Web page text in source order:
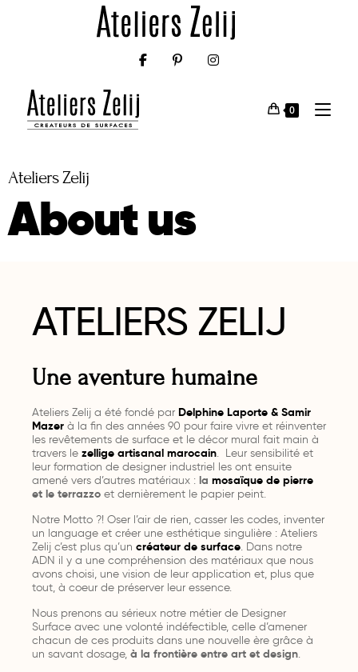
0
Ateliers Zelij
About us
ATELIERS ZELIJ
Une aventure humaine
Ateliers Zelij a été fondé par Delphine Laporte & Samir
Mazer à la fin des années 90 pour faire vivre et réinventer
les revêtements de surface et le décor mural fait main à
travers le zellige artisanal marocain. Leur sensibilité et
leur formation de designer industriel les ont ensuite
amené vers d’autres matériaux : la mosaïque de pierre
et le terrazzo et dernièrement le papier peint.
Notre Motto ?! Oser l’air de rien, casser les codes, inventer
un language et créer une esthétique singulière : Ateliers
Zelij c’est plus qu’un créateur de surface. Dans notre
ADN il y a une compréhension des matériaux que nous
avons choisi, une vision de leur application et, plus que
tout, à coeur de préserver leur essence.
Nous prenons au sérieux notre métier de Designer
Surface avec une volonté indéfectible, celle d’amener
chacun de ces produits dans une nouvelle ère grâce à
un savant dosage, à la frontière entre art et design.